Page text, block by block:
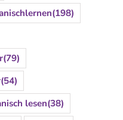
(198)
(79)
(54)
lesen(38)